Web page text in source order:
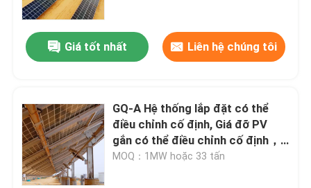
Về chúng tôi
Kiểm soát chất lượng
Liên hệ chúng tôi
Giá tốt nhất Liên hệ chúng tôi
GQ-A Hệ thống lắp đặt có thể
điều chỉnh cố định, Giá đỡ PV
gắn có thể điều chỉnh cố định，
Tuổi thọ của hệ thống: >25 năm
MOQ：1MW hoặc 33 tấn